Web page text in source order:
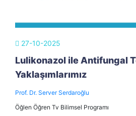
27-10-2025
Lulikonazol ile Antifungal
Yaklaşımlarımız
Prof. Dr. Server Serdaroğlu
Öğlen Öğren Tv Bilimsel Programı